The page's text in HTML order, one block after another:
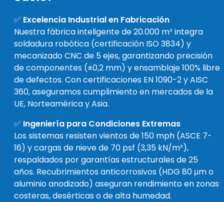
✅ Excelencia Industrial en Fabricación
Nuestra fábrica inteligente de 20.000 m² integra
soldadura robótica (certificación ISO 3834) y
mecanizado CNC de 5 ejes, garantizando precisión
de componentes (±0,2 mm) y ensamblaje 100% libre
de defectos. Con certificaciones EN 1090-2 y AISC
360, aseguramos cumplimiento en mercados de la
UE, Norteamérica y Asia.
✅ Ingeniería para Condiciones Extremas
Los sistemas resisten vientos de 150 mph (ASCE 7-
16) y cargas de nieve de 70 psf (3,35 kN/m²),
respaldados por garantías estructurales de 25
años. Recubrimientos anticorrosivos (HDG 80 μm o
aluminio anodizado) aseguran rendimiento en zonas
costeras, desérticas o de alta humedad.